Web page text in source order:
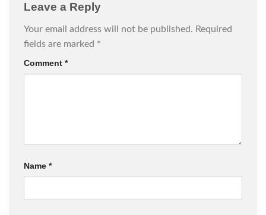
Leave a Reply
Your email address will not be published. Required
fields are marked *
Comment *
Name *